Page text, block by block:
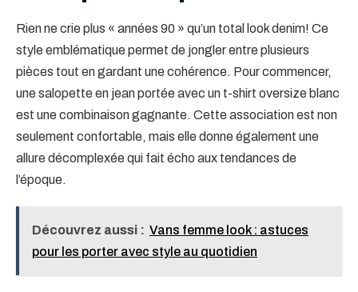
Rien ne crie plus « années 90 » qu’un total look denim! Ce
style emblématique permet de jongler entre plusieurs
pièces tout en gardant une cohérence. Pour commencer,
une salopette en jean portée avec un t-shirt oversize blanc
est une combinaison gagnante. Cette association est non
seulement confortable, mais elle donne également une
allure décomplexée qui fait écho aux tendances de
l’époque.
Découvrez aussi : Vans femme look : astuces
pour les porter avec style au quotidien